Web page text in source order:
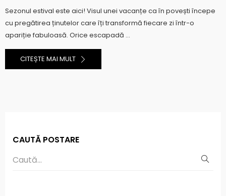
Sezonul estival este aici! Visul unei vacanțe ca în povești începe
cu pregătirea ținutelor care îți transformă fiecare zi într-o
apariție fabuloasă. Orice escapadă ...
CITEȘTE MAI MULT
CAUTĂ POSTARE